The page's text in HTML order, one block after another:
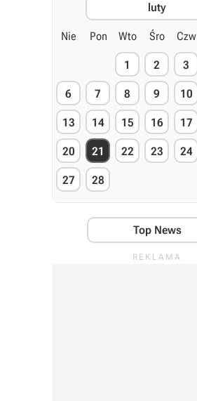
luty
Nie Pon Wto Śro Czw
1 2 3
6 7 8 9 10
13 14 15 16 17
20 21 22 23 24
27 28
Top News